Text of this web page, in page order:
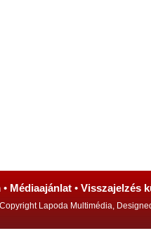
• Médiaajánlat • Visszajelzés
Lapoda Multimédia,